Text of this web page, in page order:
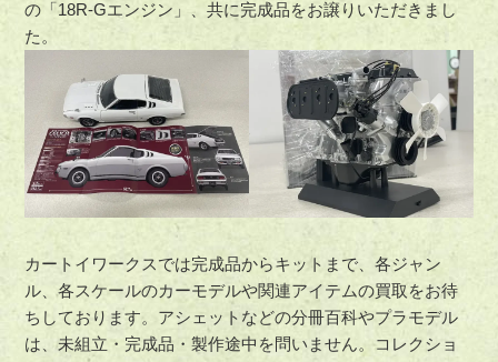
の「18R-Gエンジン」、共に完成品をお譲りいただきまし
た。
カートイワークスでは完成品からキットまで、各ジャン
ル、各スケールのカーモデルや関連アイテムの買取をお待
ちしております。アシェットなどの分冊百科やプラモデル
は、未組立・完成品・製作途中を問いません。コレクショ